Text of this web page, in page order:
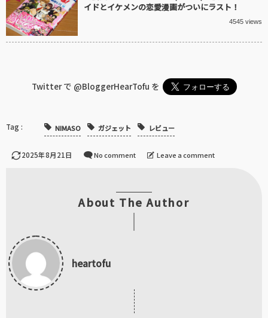
イドとイケメンの恋愛漫画がついにラスト！
4545 views
Twitter で @BloggerHearTofu を
NIMASO ガジェット レビュー
2025年8月21日 No comment Leave a comment
About The Author
heartofu